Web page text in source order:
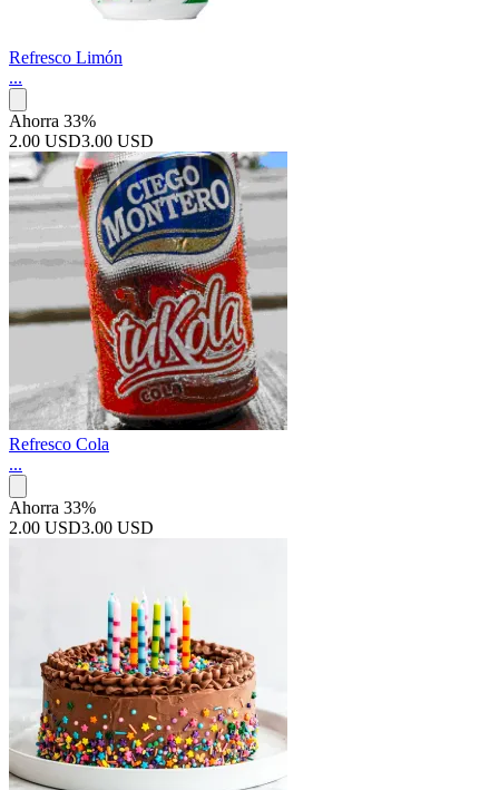
Refresco Limón
...
Ahorra 33%
2.00 USD3.00 USD
Refresco Cola
...
Ahorra 33%
2.00 USD3.00 USD